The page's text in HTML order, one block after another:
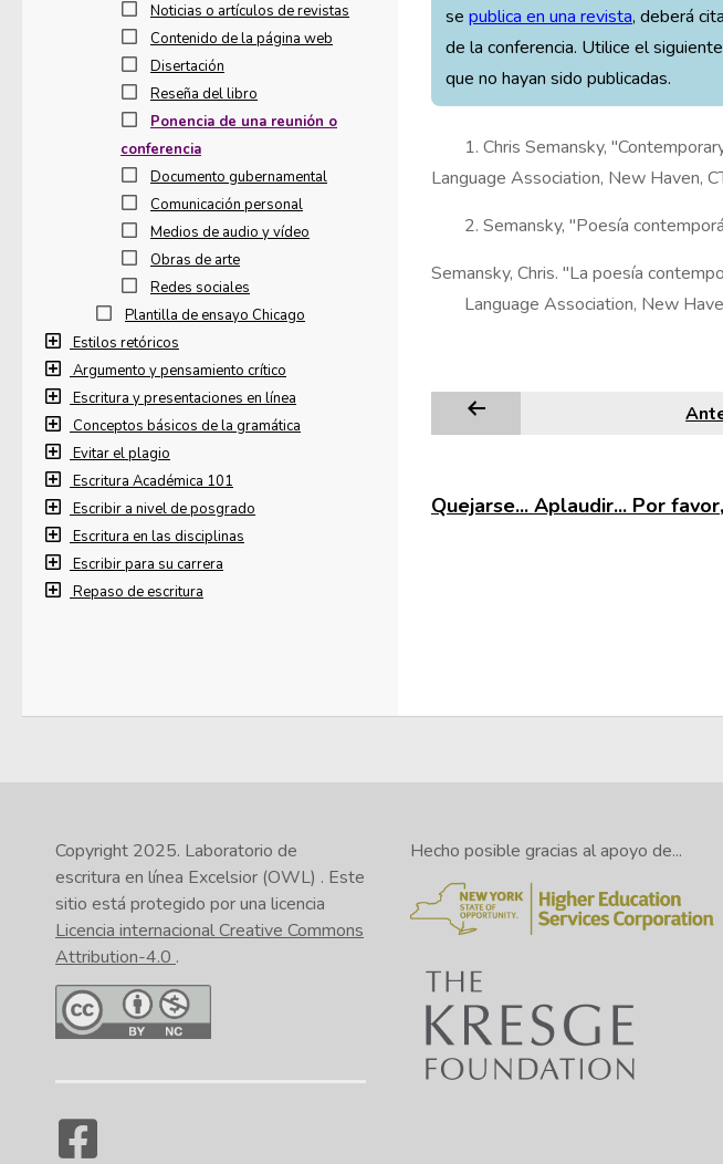
se publica en una revista, deberá
de la conferencia. Utilice el
que no hayan sido publicadas.
1. Chris Semansky,
Language Association, New Haven,
2. Semansky, "Poesía
Semansky, Chris. "La poesía
Language Association, New
Quejarse... Aplaudir... Por
Noticias o artículos de revistas
Contenido de la página web
Disertación
Reseña del libro
Ponencia de una reunión o
conferencia
Documento gubernamental
Comunicación personal
Medios de audio y vídeo
Obras de arte
Redes sociales
Plantilla de ensayo Chicago
Estilos retóricos
Argumento y pensamiento crítico
Escritura y presentaciones en línea
Conceptos básicos de la gramática
Evitar el plagio
Escritura Académica 101
Escribir a nivel de posgrado
Escritura en las disciplinas
Escribir para su carrera
Repaso de escritura
Copyright 2025. Laboratorio de
escritura en línea Excelsior (OWL) . Este
sitio está protegido por una licencia
Licencia internacional Creative Commons
Attribution-4.0 .
Hecho posible gracias al apoyo de...